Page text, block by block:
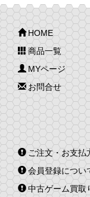
HOME
商品一覧
MYページ
お問合せ
ご注文・お支払
会員登録につい
中古ゲーム買取